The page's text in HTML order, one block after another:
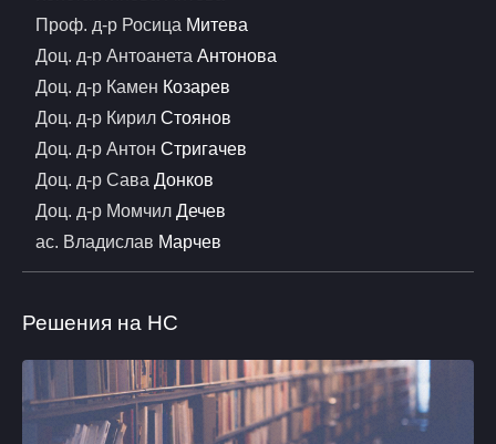
Проф. д-р Росица Митева
Доц. д-р Антоанета Антонова
Доц. д-р Камен Козарев
Доц. д-р Кирил Стоянов
Доц. д-р Антон Стригачев
Доц. д-р Сава Донков
Доц. д-р Момчил Дечев
ас. Владислав Марчев
Решения на НС